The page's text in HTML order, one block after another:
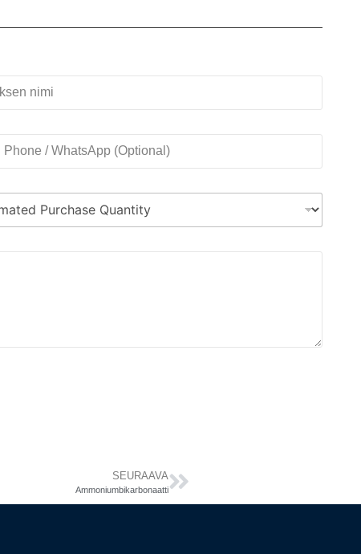
SEURAAVA
Ammoniumbikarbonaatti